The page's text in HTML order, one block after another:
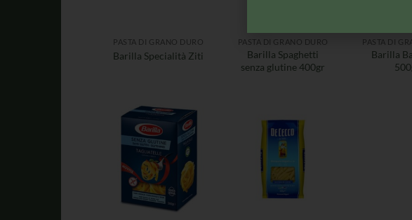
PASTA DI GRANO DURO
Barilla Specialità Ziti
PASTA DI GRANO DURO
Barilla Spaghetti
senza glutine 400gr
PASTA DI
Barilla